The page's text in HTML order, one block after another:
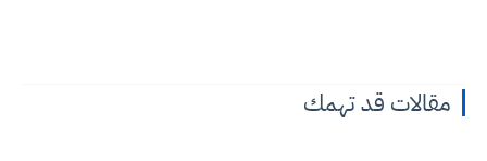
مقالات قد تهمك